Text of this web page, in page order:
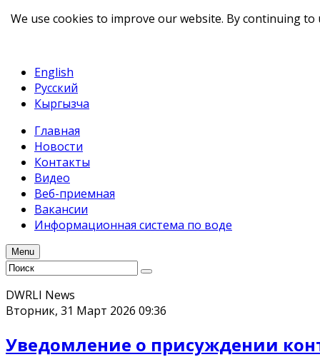
English
Русский
Кыргызча
Главная
Новости
Контакты
Видео
Веб-приемная
Вакансии
Информационная система по воде
Menu
DWRLI News
Вторник, 31 Март 2026 09:36
Уведомление о присуждении
We use cookies to improve our website. By continuing